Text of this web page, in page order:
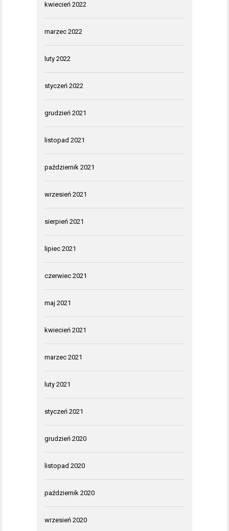
kwiecień 2022
marzec 2022
luty 2022
styczeń 2022
grudzień 2021
listopad 2021
październik 2021
wrzesień 2021
sierpień 2021
lipiec 2021
czerwiec 2021
maj 2021
kwiecień 2021
marzec 2021
luty 2021
styczeń 2021
grudzień 2020
listopad 2020
październik 2020
wrzesień 2020